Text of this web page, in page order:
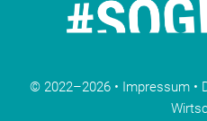
© 2022–2026 • Impressum •